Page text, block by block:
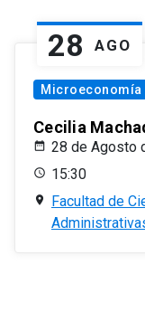
28 AGO
Microeconomía
Cecilia
28 de Agosto
15:30
Facultad de